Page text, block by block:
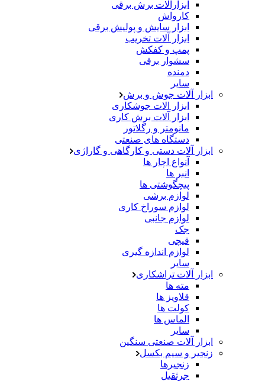
ابزارآلات برش برقی
کارواش
ابزار سایش و پولیش برقی
ابزار آلات تخریب
پمپ و کفکش
سشوار برقی
دمنده
سایر
ابزار آلات جوش و برش
ابزار الات جوشکاری
ابزار آلات برش کاری
مانومتر و رگلاتور
دستگاه های صنعتی
ابزار آلات دستی و کارگاهی و گاراژی
آنواع اچار ها
انبر ها
پیچگوشتی ها
لوازم برشی
لوازم سوراخ کاری
لوازم جانبی
جک
قیچی
لوازم اندازه گیری
سایر
ابزار آلات تراشکاری
مته ها
قلاویز ها
کولت ها
الماس ها
سایر
ابزار آلات صنعتی سنگین
زنجیر و سیم بکسل
زنجیرها
جرثقیل